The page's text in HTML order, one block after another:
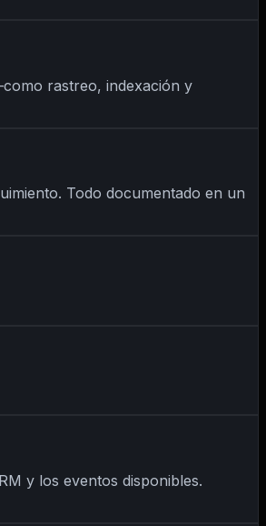
rastreo, indexación y
Todo documentado en un
y los eventos disponibles.